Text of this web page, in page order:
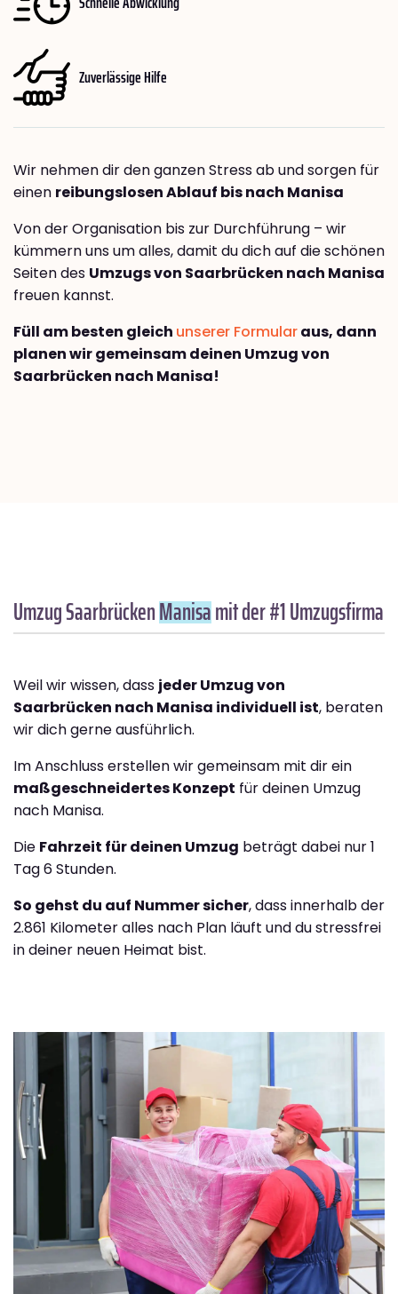
Zuverlässige Hilfe
Wir nehmen dir den ganzen Stress ab und sorgen für
einen reibungslosen Ablauf bis nach Manisa
Von der Organisation bis zur Durchführung – wir
kümmern uns um alles, damit du dich auf die schönen
Seiten des Umzugs von Saarbrücken nach Manisa
freuen kannst.
Füll am besten gleich unserer Formularaus, dann
planen wir gemeinsam deinen Umzug von
Saarbrücken nach Manisa!
Umzug SaarbrückenManisamit der #1 Umzugsfirma
Weil wir wissen, dass jeder Umzug von
Saarbrücken nach Manisa individuell ist, beraten
wir dich gerne ausführlich.
Im Anschluss erstellen wir gemeinsam mit dir ein
maßgeschneidertes Konzept für deinen Umzug
nach Manisa.
Die Fahrzeit für deinen Umzug beträgt dabei nur 1
Tag 6 Stunden.
So gehst du auf Nummer sicher, dass innerhalb der
2.861 Kilometer alles nach Plan läuft und du stressfrei
in deiner neuen Heimat bist.